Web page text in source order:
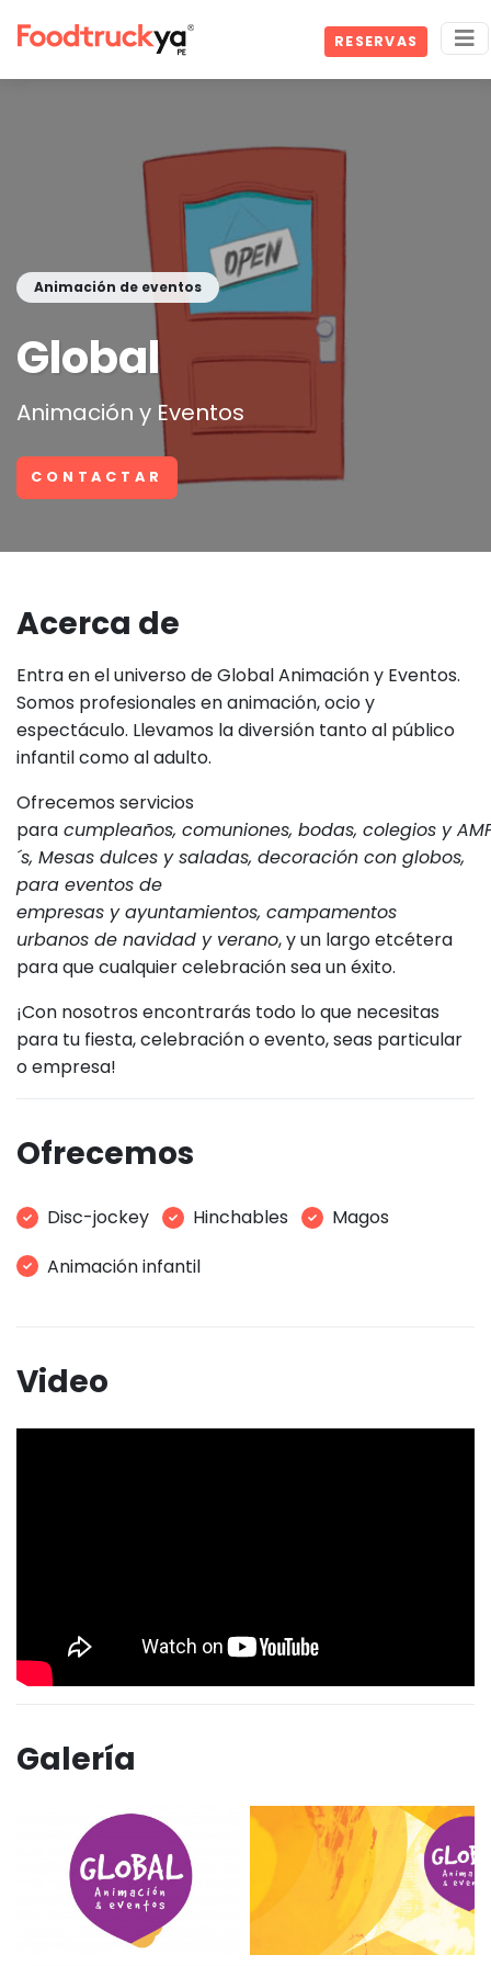
RESERVAS
Animación de eventos
Global
Animación y Eventos
CONTACTAR
Acerca de
Entra en el universo de Global Animación y Eventos.
Somos profesionales en animación, ocio y
espectáculo. Llevamos la diversión tanto al público
infantil como al adulto.
Ofrecemos servicios
para cumpleaños, comuniones, bodas, colegios y
´s, Mesas dulces y saladas, decoración con globos,
para eventos de
empresas y ayuntamientos, campamentos
urbanos de navidad y verano, y un largo etcétera
para que cualquier celebración sea un éxito.
¡Con nosotros encontrarás todo lo que necesitas
para tu fiesta, celebración o evento, seas particular
o empresa!
Ofrecemos
Disc-jockey Hinchables
Magos
Animación infantil
Video
Galería